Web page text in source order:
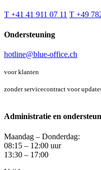
T +41 41 911 07 11 T +49
Ondersteuning
hotline@blue-office.ch
voor klanten
zonder servicecontract voor
Administratie en
Maandag – Donderdag:
08:15 – 12:00 uur
13:30 – 17:00